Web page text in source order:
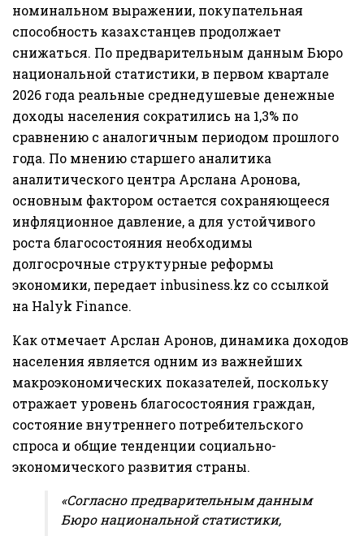
номинальном выражении, покупательная
способность казахстанцев продолжает
снижаться. По предварительным данным Бюро
национальной статистики, в первом квартале
2026 года реальные среднедушевые денежные
доходы населения сократились на 1,3% по
сравнению с аналогичным периодом прошлого
года. По мнению старшего аналитика
аналитического центра Арслана Аронова,
основным фактором остается сохраняющееся
инфляционное давление, а для устойчивого
роста благосостояния необходимы
долгосрочные структурные реформы
экономики, передает inbusiness.kz со ссылкой
на Halyk Finance.
Как отмечает Арслан Аронов, динамика доходов
населения является одним из важнейших
макроэкономических показателей, поскольку
отражает уровень благосостояния граждан,
состояние внутреннего потребительского
спроса и общие тенденции социально-
экономического развития страны.
«Согласно предварительным данным
Бюро национальной статистики,